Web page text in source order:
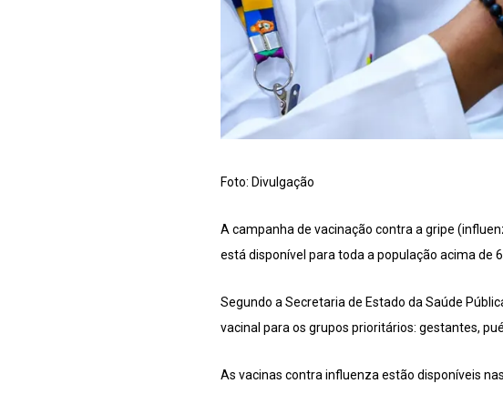
Foto: Divulgação
A campanha de vacinação contra a gripe
está disponível para toda a população acima de
Segundo a Secretaria de Estado da Saúde
vacinal para os grupos prioritários: gestantes,
As vacinas contra influenza estão disponíveis